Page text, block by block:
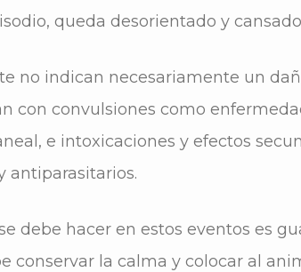
queda desorientado y
no indican necesariamente un
con convulsiones como
e intoxicaciones y efectos
antiparasitarios.
debe hacer en estos eventos es
conservar la calma y colocar al